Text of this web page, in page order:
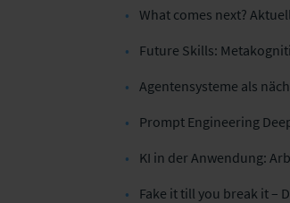
What comes next? A
Future Skills:
Agentensysteme als
Prompt Engineering
KI in der Anwendung:
Fake it till you break it –